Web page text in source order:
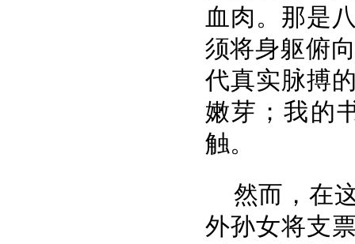
血肉。那是
须将身躯俯
代真实脉搏
嫩芽；我的
触。
然而，在
外孙女将支